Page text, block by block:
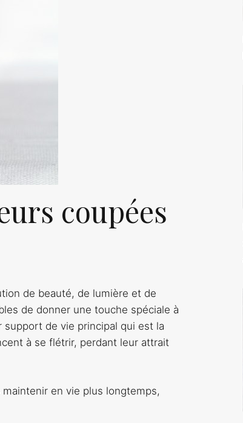
coupées
de beauté, de lumière et de
de donner une touche spéciale à
de vie principal qui est la
à se flétrir, perdant leur attrait
en vie plus longtemps,